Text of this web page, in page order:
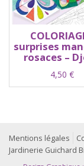
surprises
rosaces –
4,50 €
Mentions légales
Jardinerie Guichard